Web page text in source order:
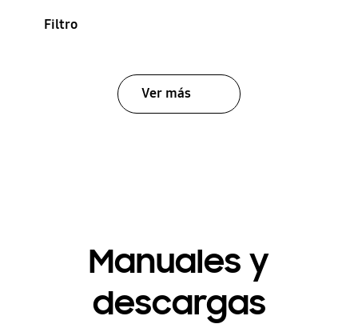
Filtro
Ver más
Manuales y
descargas